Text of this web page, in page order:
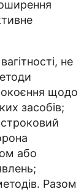
не
щодо
засобів;
або
Разом